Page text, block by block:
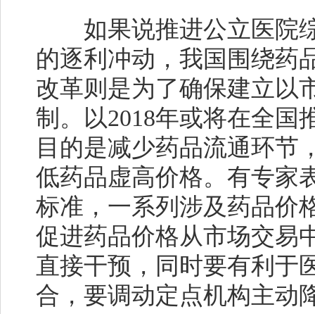
如果说推进公立医院综
的逐利冲动，我国围绕药
改革则是为了确保建立以
制。以2018年或将在全国
目的是减少药品流通环节
低药品虚高价格。有专家
标准，一系列涉及药品价
促进药品价格从市场交易
直接干预，同时要有利于
合，要调动定点机构主动